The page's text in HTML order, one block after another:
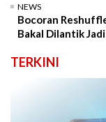
NEWS
Bocoran
Bakal Dilantik
TERKINI